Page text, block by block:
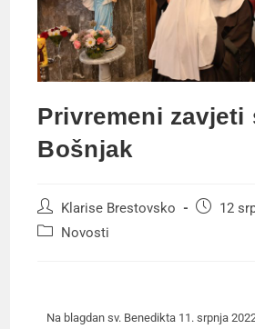
Privremeni zavjeti
Bošnjak
Klarise Brestovsko
12
Novosti
Na blagdan sv. Benedikta 11. srpnja